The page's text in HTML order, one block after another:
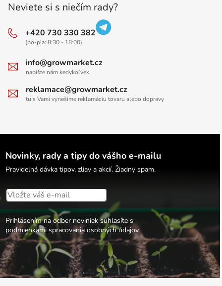
Neviete si s niečím rady?
+420 730 330 382
(po-pia: 8:30 - 18:00)
info@growmarket.cz
napíšte nám kedykoľvek
reklamace@growmarket.cz
tu s Vami vyriešime reklamáciu tovaru alebo dopravy
Novinky, rady a tipy do vášho e-mailu
Pravidelná dávka tipov, zliav a akcií. Žiadny spam.
Prihlásením na odber noviniek súhlasíte s
podmienkami spracovania osobných údajov